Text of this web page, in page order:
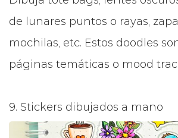
de lunares puntos o rayas,
mochilas, etc. Estos doodles
páginas temáticas o mood
9. Stickers dibujados a mano